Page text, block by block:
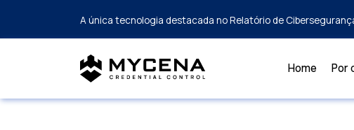
A única tecnologia destacada no Relatório de
Home Por